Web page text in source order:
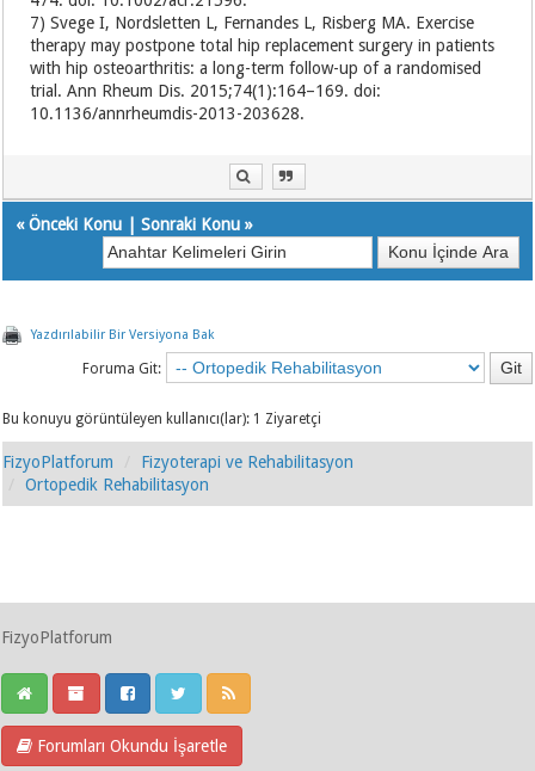
7) Svege I, Nordsletten L, Fernandes L, Risberg MA. Exercise
therapy may postpone total hip replacement surgery in patients
with hip osteoarthritis: a long-term follow-up of a randomised
trial. Ann Rheum Dis. 2015;74(1):164–169. doi:
10.1136/annrheumdis-2013-203628.
«Önceki Konu |Sonraki Konu »
Yazdırılabilir Bir Versiyona Bak
Foruma Git:
Bu konuyu görüntüleyen kullanıcı(lar): 1 Ziyaretçi
FizyoPlatforum
Fizyoterapi ve Rehabilitasyon
Ortopedik Rehabilitasyon
FizyoPlatforum
Forumları Okundu İşaretle